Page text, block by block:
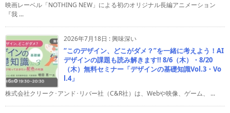
映画レーベル「NOTHING NEW」による初のオリジナル長編アニメーション
『我 ...
2026年7月18日 :興味深い
“このデザイン、どこがダメ？”を一緒に考えよう！AI
デザインの課題も読み解きます!! 8/6（木）・8/20
（木）無料セミナー「デザインの基礎知識Vol.3・Vo
l.4」
株式会社クリーク･アンド･リバー社（C&R社）は、Webや映像、ゲーム、 ...